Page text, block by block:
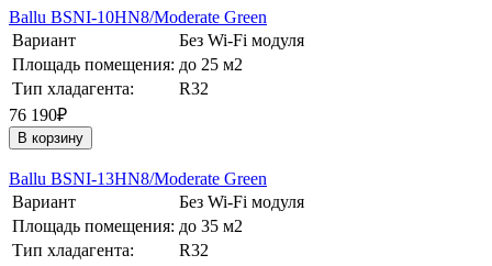
Ballu BSNI-10HN8/Moderate Green
Вариант
Без Wi-Fi модуля
Площадь помещения: до 25 м2
Тип хладагента:
R32
76 190₽
В корзину
Ballu BSNI-13HN8/Moderate Green
Вариант
Без Wi-Fi модуля
Площадь помещения: до 35 м2
Тип хладагента:
R32